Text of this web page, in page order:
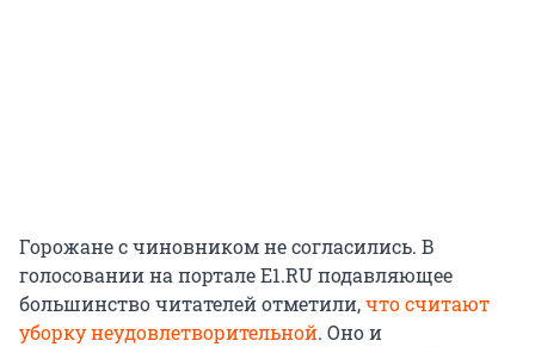
Горожане с чиновником не согласились. В
голосовании на портале E1.RU подавляющее
большинство читателей отметили,что считают
уборку неудовлетворительной. Оно и